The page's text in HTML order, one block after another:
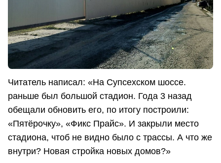
Читатель написал: «На Супсехском шоссе.
раньше был большой стадион. Года 3 назад
обещали обновить его, по итогу построили:
«Пятёрочку», «Фикс Прайс». И закрыли место
стадиона, чтоб не видно было с трассы. А что же
внутри? Новая стройка новых домов?»